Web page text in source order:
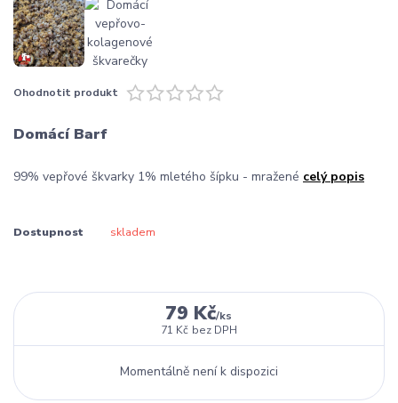
Ohodnotit produkt
Domácí Barf
99% vepřové škvarky 1% mletého šípku - mražené celý popis
Dostupnost skladem
79 Kč/ks
71 Kč bez DPH
Momentálně není k dispozici